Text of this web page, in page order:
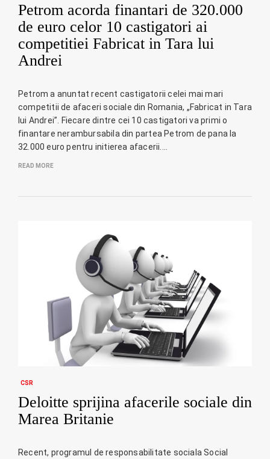
Petrom acorda finantari de 320.000
de euro celor 10 castigatori ai
competitiei Fabricat in Tara lui
Andrei
Petrom a anuntat recent castigatorii celei mai mari
competitii de afaceri sociale din Romania, „Fabricat in Tara
lui Andrei”. Fiecare dintre cei 10 castigatori va primi o
finantare nerambursabila din partea Petrom de pana la
32.000 euro pentru initierea afacerii.…
READ MORE
CSR
Deloitte sprijina afacerile sociale din
Marea Britanie
Recent, programul de responsabilitate sociala Social